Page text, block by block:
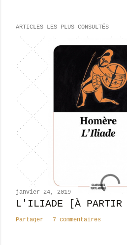
g
t
r
c
m
n
t
i
ARTICLES LES PLUS CONSULTÉS
janvier 24, 2019
L'ILIADE [À PARTIR
Partager 7 commentaires